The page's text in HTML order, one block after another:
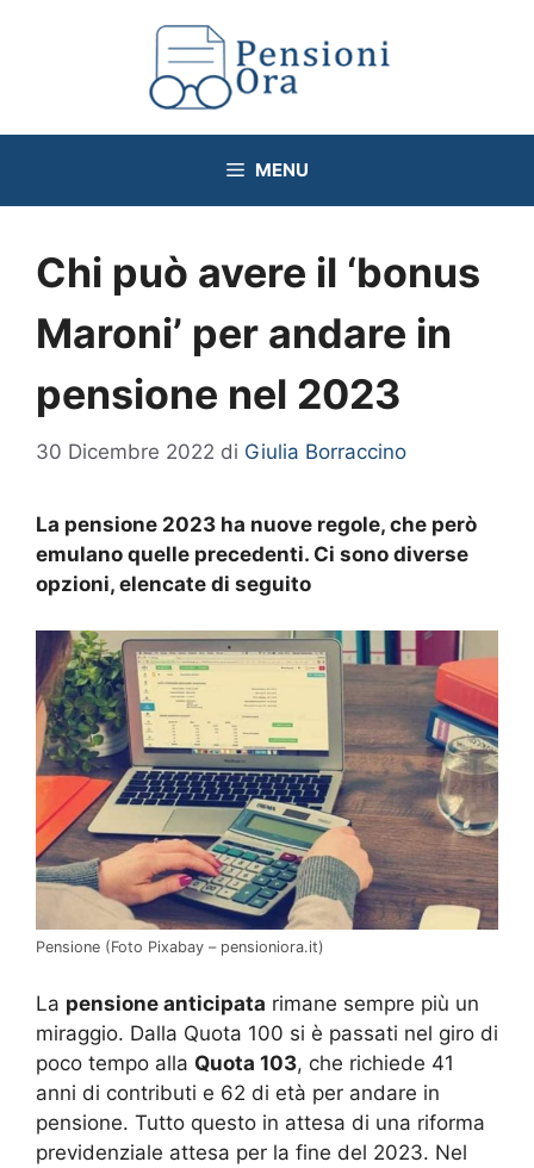
MENU
Chi può avere il ‘bonus
Maroni’ per andare in
pensione nel 2023
30 Dicembre 2022 di Giulia Borraccino
La pensione 2023 ha nuove regole, che però
emulano quelle precedenti. Ci sono diverse
opzioni, elencate di seguito
Pensione (Foto Pixabay – pensioniora.it)
La pensione anticipata rimane sempre più un
miraggio. Dalla Quota 100 si è passati nel giro di
poco tempo alla Quota 103, che richiede 41
anni di contributi e 62 di età per andare in
pensione. Tutto questo in attesa di una riforma
previdenziale attesa per la fine del 2023. Nel